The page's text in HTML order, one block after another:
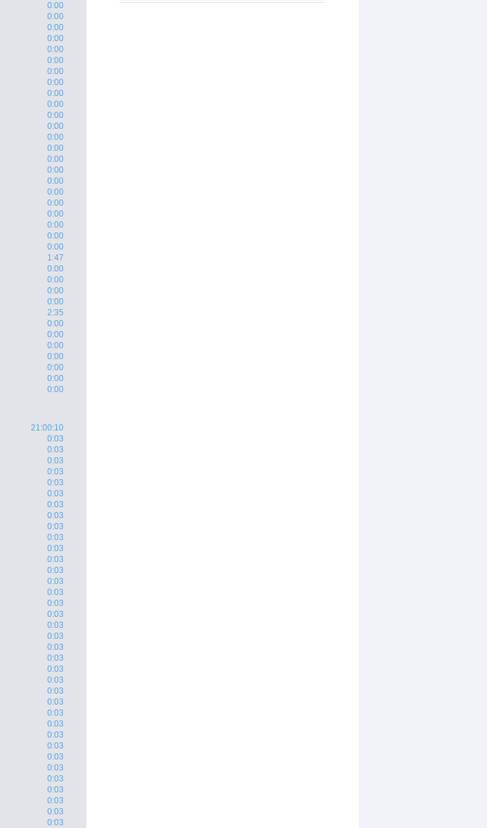
0:00
0:00
0:00
0:00
0:00
0:00
0:00
0:00
0:00
0:00
0:00
0:00
0:00
0:00
0:00
0:00
0:00
0:00
0:00
0:00
0:00
0:00
0:00
1:47
0:00
0:00
0:00
0:00
2:35
0:00
0:00
0:00
0:00
0:00
0:00
0:00
21:00:10
0:03
0:03
0:03
0:03
0:03
0:03
0:03
0:03
0:03
0:03
0:03
0:03
0:03
0:03
0:03
0:03
0:03
0:03
0:03
0:03
0:03
0:03
0:03
0:03
0:03
0:03
0:03
0:03
0:03
0:03
0:03
0:03
0:03
0:03
0:03
0:03